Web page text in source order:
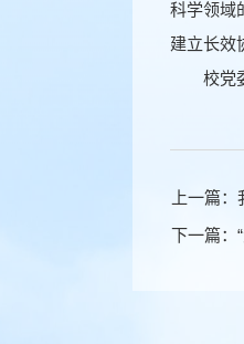
科学领域
建立长效
校党
上一篇
下一篇：